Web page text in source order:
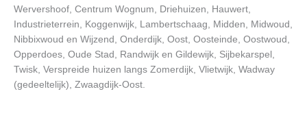
Wervershoof, Centrum Wognum, Driehuizen, Hauwert,
Industrieterrein, Koggenwijk, Lambertschaag, Midden, Midwoud,
Nibbixwoud en Wijzend, Onderdijk, Oost, Oosteinde, Oostwoud,
Opperdoes, Oude Stad, Randwijk en Gildewijk, Sijbekarspel,
Twisk, Verspreide huizen langs Zomerdijk, Vlietwijk, Wadway
(gedeeltelijk), Zwaagdijk-Oost.